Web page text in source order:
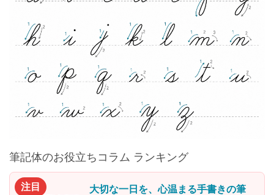
筆記体のお役立ちコラム ランキング
注目
大切な一日を、心温まる手書きの筆